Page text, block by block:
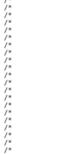
/*
/*
/*
/*
/*
/*
/*
/*
/*
/*
/*
/*
/*
/*
/*
/*
/*
/*
/*
/*